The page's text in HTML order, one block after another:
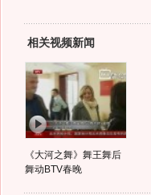
相关视频新闻
《大河之舞》舞王舞后
舞动BTV春晚